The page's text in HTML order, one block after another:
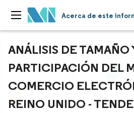
Acerca de este
ANÁLISIS DE TAMAÑO
PARTICIPACIÓN DEL
COMERCIO
REINO UNIDO -